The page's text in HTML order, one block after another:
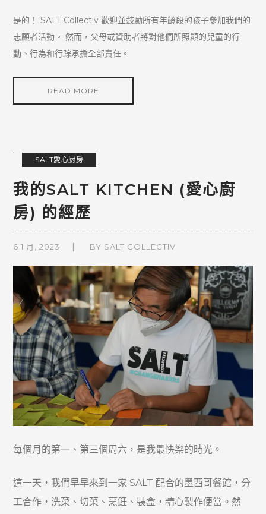
是的！ SALT Collectiv 歡迎並鼓勵所有年齡段的孩子參加我們的
志願者活動。 然而，父母或資助者將對他們所照顧的兒童的行
動、行為和行踪承擔全部責任。
READ MORE
SALT愛心厨房
我的SALT KITCHEN (愛心廚
房) 的經歷
6 1 月, 2023 BY SALT COLLECTIV
每個月的第一、第三個周六，是我最快樂的時光。
這一天，我們早早來到一家SALT 配合的墨西哥餐館， 分
工合作，洗菜、切菜、烹飪、裝盒，精心製作便當。然